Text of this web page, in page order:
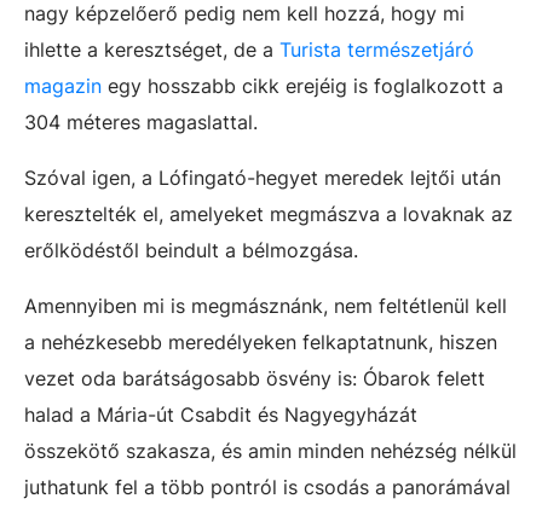
nagy képzelőerő pedig nem kell hozzá, hogy mi
ihlette a keresztséget, de a Turista természetjáró
magazin egy hosszabb cikk erejéig is foglalkozott a
304 méteres magaslattal.
Szóval igen, a Lófingató-hegyet meredek lejtői után
keresztelték el, amelyeket megmászva a lovaknak az
erőlködéstől beindult a bélmozgása.
Amennyiben mi is megmásznánk, nem feltétlenül kell
a nehézkesebb meredélyeken felkaptatnunk, hiszen
vezet oda barátságosabb ösvény is: Óbarok felett
halad a Mária-út Csabdit és Nagyegyházát
összekötő szakasza, és amin minden nehézség nélkül
juthatunk fel a több pontról is csodás a panorámával